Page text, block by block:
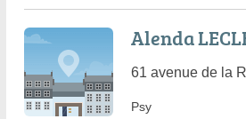
Alenda
61 avenue de la
Psy